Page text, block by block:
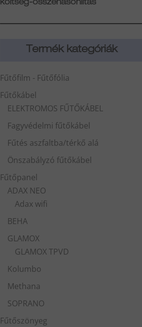
költség-összehasonlítás
Termék kategóriák
Fűtőfilm - Fűtőfólia
Fűtőkábel
ELEKTROMOS FŰTŐKÁBEL
Fagyvédelmi fűtőkábel
Fűtés aszfaltba/térkő alá
Önszabályzó fűtőkábel
Fűtőpanel
ADAX NEO
Adax wifi
BEHA
GLAMOX
GLAMOX TPVD
Kolumbo
Methana
SOPRANO
Fűtőszönyeg